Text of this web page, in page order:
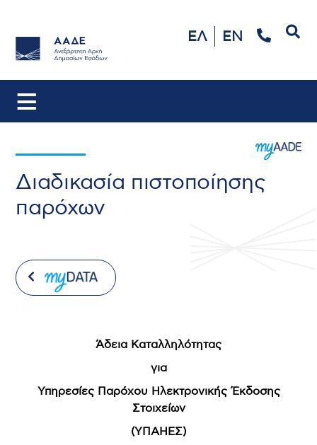
ΕΛ EN
Διαδικασία πιστοποίησης
παρόχων
Άδεια Καταλληλότητας
για
Υπηρεσίες Παρόχου Ηλεκτρονικής Έκδοσης
Στοιχείων
(ΥΠΑΗΕΣ)